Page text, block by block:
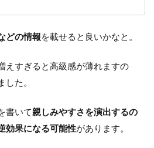
どの情報を載せると良いかなと。
えすぎると高級感が薄れますの
した。
書いて親しみやすさを演出するの
効果になる可能性があります。